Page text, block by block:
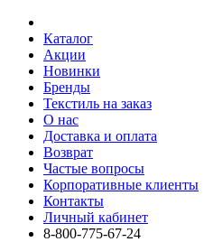
Каталог
Акции
Новинки
Бренды
Текстиль на заказ
О нас
Доставка и оплата
Возврат
Частые вопросы
Корпоративные клиенты
Контакты
Личный кабинет
8-800-775-67-24